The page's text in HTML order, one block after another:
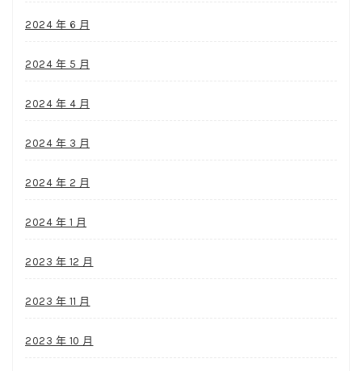
2024 年 6 月
2024 年 5 月
2024 年 4 月
2024 年 3 月
2024 年 2 月
2024 年 1 月
2023 年 12 月
2023 年 11 月
2023 年 10 月